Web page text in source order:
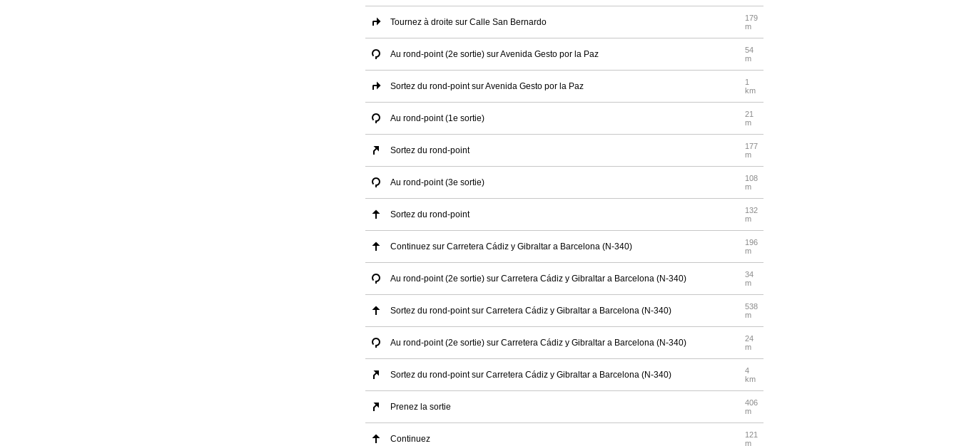
Tournez à droite sur Calle San Bernardo
179
m
Au rond-point (2e sortie) sur Avenida Gesto por la Paz
54
m
Sortez du rond-point sur Avenida Gesto por la Paz
1
km
Au rond-point (1e sortie)
21
m
Sortez du rond-point
177
m
Au rond-point (3e sortie)
108
m
Sortez du rond-point
132
m
Continuez sur Carretera Cádiz y Gibraltar a Barcelona (N-340)
196
m
Au rond-point (2e sortie) sur Carretera Cádiz y Gibraltar a Barcelona (N-340)
34
m
Sortez du rond-point sur Carretera Cádiz y Gibraltar a Barcelona (N-340)
538
m
Au rond-point (2e sortie) sur Carretera Cádiz y Gibraltar a Barcelona (N-340)
24
m
Sortez du rond-point sur Carretera Cádiz y Gibraltar a Barcelona (N-340)
4
km
Prenez la sortie
406
m
Continuez
121
m